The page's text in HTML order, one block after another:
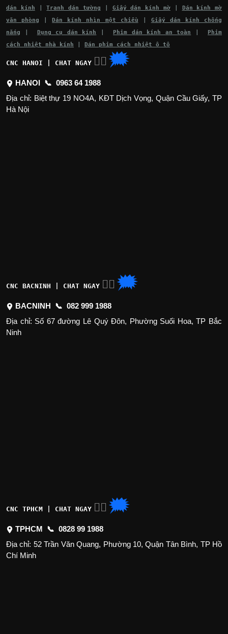
dán kính
Tranh dán tường Giấy dán kính mờ
Dán kính mờ
văn phòng
|Dán kính nhìn một chiều
Giấy dán kính chống
nắng
Dụng cụ dán kính Phim dán kính an toàn
Phim
cách nhiệt nhà kính
Dán phim cách nhiệt ô tô
CNC HANOI | CHAT NGAY 👉🏽 🗯
HANOI 📞 0963 64 1988
Địa chỉ: Biệt thự 19 NO4A, KĐT Dịch Vọng, Quận Cầu Giấy, TP
Hà Nội
CNC BACNINH | CHAT NGAY 👉🏽 🗯
BACNINH 📞 082 999 1988
Địa chỉ: Số 67 đường Lê Quý Đôn, Phường Suối Hoa, TP Bắc
Ninh
CNC TPHCM | CHAT NGAY 👉🏽 🗯
TPHCM 📞 0828 99 1988
Địa chỉ: 52 Trần Văn Quang, Phường 10, Quận Tân Bình, TP Hồ
Chí Minh